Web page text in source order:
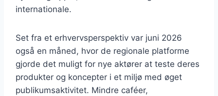
internationale.
Set fra et erhvervsperspektiv var juni 2026
også en måned, hvor de regionale platforme
gjorde det muligt for nye aktører at teste deres
produkter og koncepter i et miljø med øget
publikumsaktivitet. Mindre caféer,